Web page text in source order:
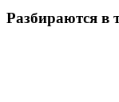
Разбираются в